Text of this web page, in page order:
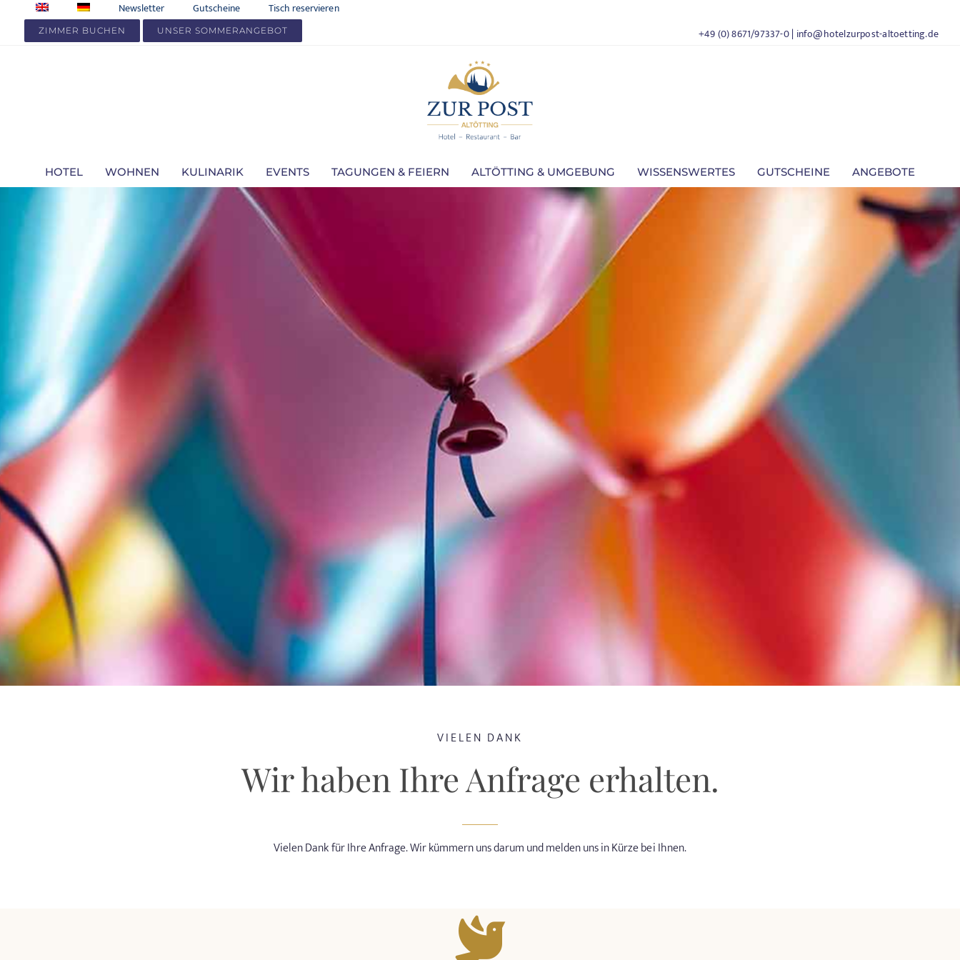
Inhalt
springen
Newsletter Gutscheine Tisch reservieren
ZIMMER BUCHEN UNSER SOMMERANGEBOT +49 (0) 8671/97337-0| info@hotelzurpost-altoetting.de
HOTEL WOHNEN KULINARIK EVENTS TAGUNGEN & FEIERN ALTÖTTING & UMGEBUNG WISSENSWERTES GUTSCHEINE ANGEBOTE
VIELEN DANK
Wir haben Ihre Anfrage erhalten.
Vielen Dank für Ihre Anfrage. Wir kümmern uns darum und melden uns in Kürze bei Ihnen.